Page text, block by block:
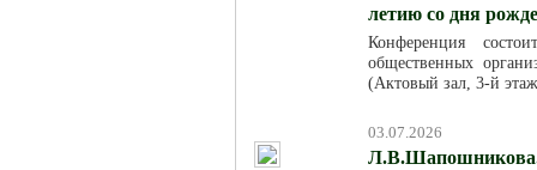
летию со дня
Конференция
общественных
(Актовый зал, 3-й
03.07.2026
Л.В.Шапошникова.